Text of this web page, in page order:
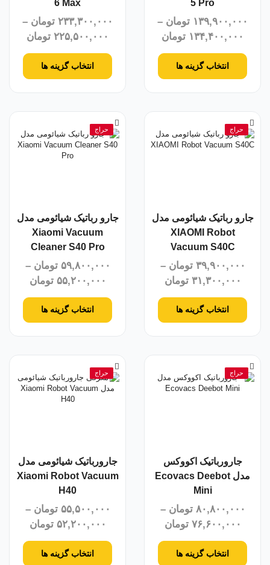
5 Pro
۱۳۹,۹۰۰,۰۰۰ تومان –
۱۳۴,۴۰۰,۰۰۰ تومان
انتخاب گزینه ها
6 Max
۲۳۳,۳۰۰,۰۰۰ تومان –
۲۲۵,۵۰۰,۰۰۰ تومان
انتخاب گزینه ها
حراج
جارو رباتیک شیائومی مدل
XIAOMI Robot
Vacuum S40C
۳۹,۹۰۰,۰۰۰ تومان –
۳۱,۳۰۰,۰۰۰ تومان
انتخاب گزینه ها
حراج
جارو رباتیک شیائومی مدل
Xiaomi Vacuum
Cleaner S40 Pro
۵۹,۸۰۰,۰۰۰ تومان –
۵۵,۲۰۰,۰۰۰ تومان
انتخاب گزینه ها
حراج
جارورباتیک اکووکس
مدل Ecovacs Deebot
Mini
۸۰,۸۰۰,۰۰۰ تومان –
۷۶,۶۰۰,۰۰۰ تومان
انتخاب گزینه ها
حراج
جارورباتیک شیائومی مدل
Xiaomi Robot Vacuum
H40
۵۵,۵۰۰,۰۰۰ تومان –
۵۲,۲۰۰,۰۰۰ تومان
انتخاب گزینه ها